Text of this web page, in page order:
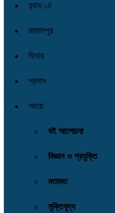
র‌্যাব-১৪
জামালপুর
ফিচার
প্রবাস
আরো
বই আলোচনা
বিজ্ঞান ও প্রযুক্তি
মতামত
মুক্তিযুদ্ধ